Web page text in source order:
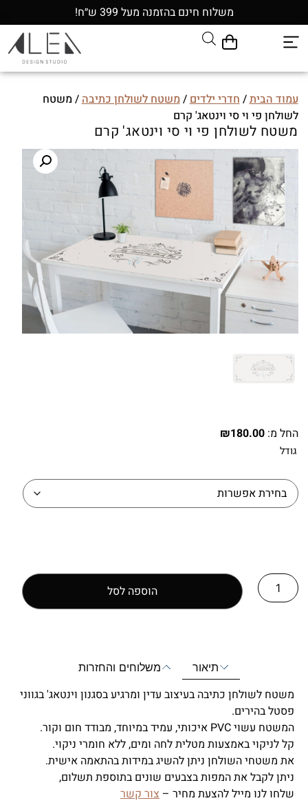
משלוח חינם בהזמנה מעל 399 ש״ח!
עמוד הבית/חדרי ילדים/משטח לשולחן כתיבה/ משטח
לשולחן פי וי סי וינטאג' קרם
משטח לשולחן פי וי סי וינטאג' קרם
החל מ: ₪180.00
גודל
הוספה לסל
תיאור משלוחים והחזרות
משטח לשולחן כתיבה בעיצוב עדין ומרגיע בסגנון וינטאג' בגווני
פסטל בהירים.
המשטח עשוי PVC איכותי, עמיד במיוחד, מבודד חום וקור.
קל לניקוי באמצעות מטלית לחה ומים, ללא חומרי ניקוי.
את משטחי השולחן ניתן להשיג במידות בהתאמה אישית.
ניתן לקבל את המפות בצבעים שונים בתוספת תשלום,
שלחו לנו מייל להצעת מחיר – צור קשר